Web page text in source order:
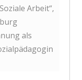
Arbeit“,
als